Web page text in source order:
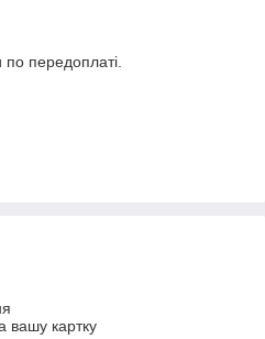
по передоплаті.
вашу картку